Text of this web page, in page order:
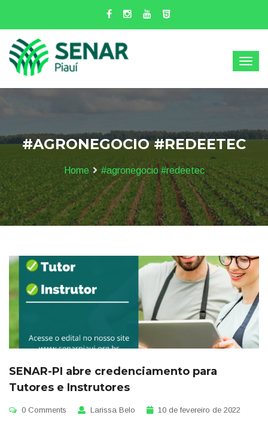
#AGRONEGOCIO #REDEETEC
Home #agronegocio #redeetec
SENAR-PI abre credenciamento para
Tutores e Instrutores
0 Comments Larissa Belo 10 de fevereiro de 2022